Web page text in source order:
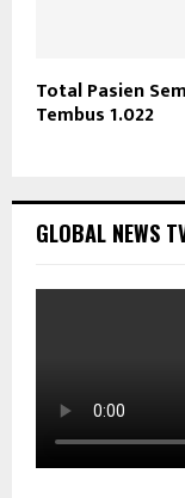
Total Pasien
Tembus 1.022
GLOBAL NEWS